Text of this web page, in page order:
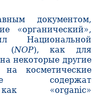
документом,
«органический»,
Национальной
(NOP), как для
некоторые другие
косметические
содержат
как «organic»